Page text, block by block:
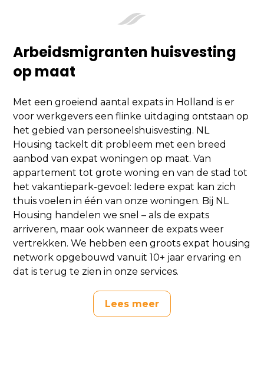
Arbeidsmigranten huisvesting
op maat
Met een groeiend aantal expats in Holland is er
voor werkgevers een flinke uitdaging ontstaan op
het gebied van personeelshuisvesting. NL
Housing tackelt dit probleem met een breed
aanbod van expat woningen op maat. Van
appartement tot grote woning en van de stad tot
het vakantiepark-gevoel: Iedere expat kan zich
thuis voelen in één van onze woningen. Bij NL
Housing handelen we snel – als de expats
arriveren, maar ook wanneer de expats weer
vertrekken. We hebben een groots expat housing
network opgebouwd vanuit 10+ jaar ervaring en
dat is terug te zien in onze services.
Lees meer